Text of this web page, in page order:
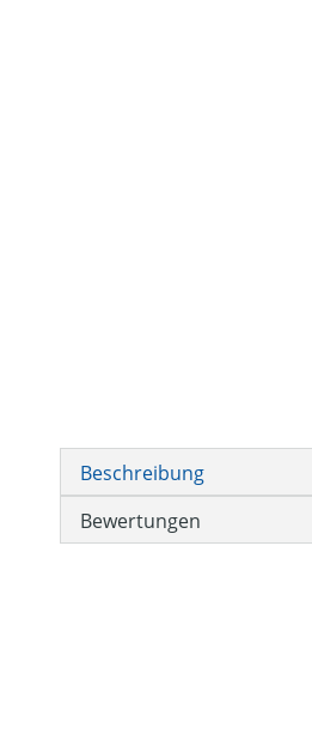
Beschreibung
Bewertungen